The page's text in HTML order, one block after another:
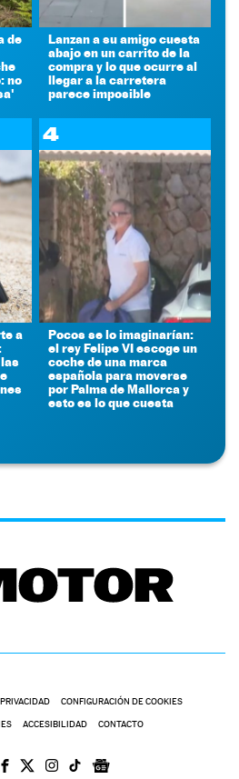
de
no
Lanzan a su amigo cuesta
abajo en un carrito de la
compra y lo que ocurre al
llegar a la carretera
parece imposible
a
4
Pocos se lo imaginarían:
el rey Felipe VI escoge un
coche de una marca
española para moverse
por Palma de Mallorca y
esto es lo que cuesta
CONFIGURACIÓN DE COOKIES
ACCESIBILIDAD CONTACTO